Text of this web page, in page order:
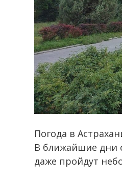
Погода в
В ближайшие дни
даже пройдут